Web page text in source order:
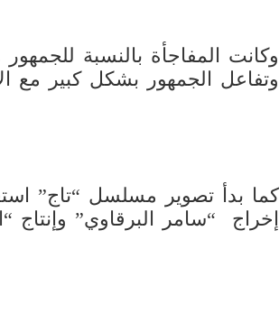
وكانت المفاجأة بالنسبة
وتفاعل الجمهور بشكل كبير مع
إخراج “سامر البرقاوي” وإنتاج